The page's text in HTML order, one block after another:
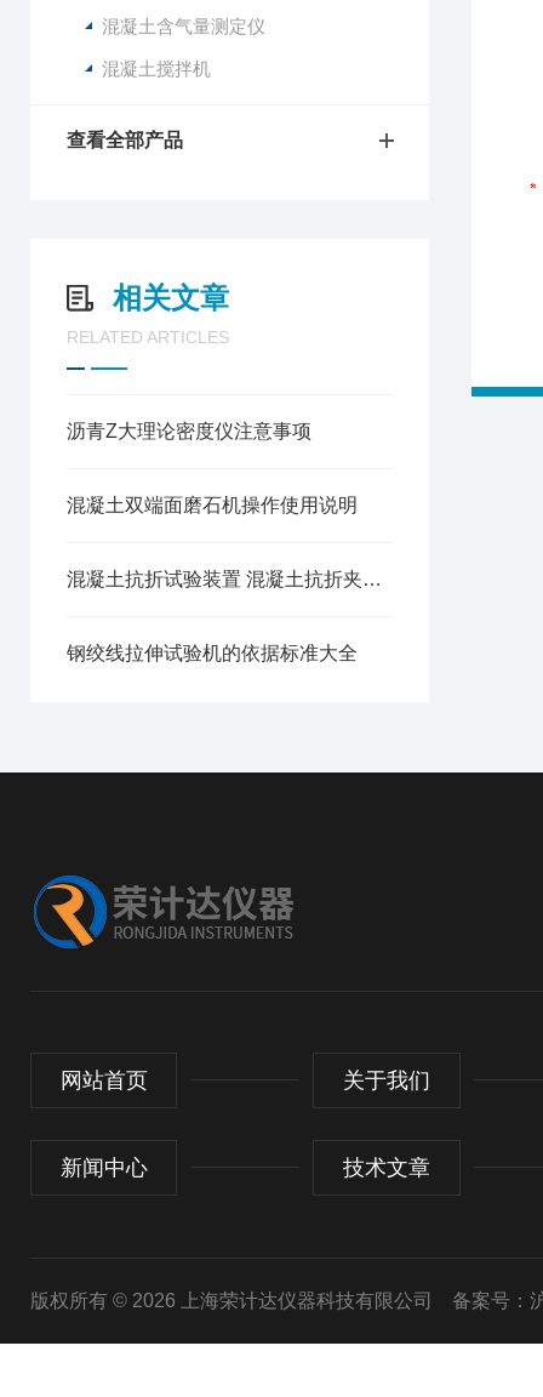
混凝土含气量测定仪
混凝土搅拌机
查看全部产品
相关文章
RELATED ARTICLES
沥青Z大理论密度仪注意事项
混凝土双端面磨石机操作使用说明
混凝土抗折试验装置 混凝土抗折夹具操作使用
钢绞线拉伸试验机的依据标准大全
网站首页 关于我们
新闻中心 技术文章
版权所有 © 2026 上海荣计达仪器科技有限公司 备案号：